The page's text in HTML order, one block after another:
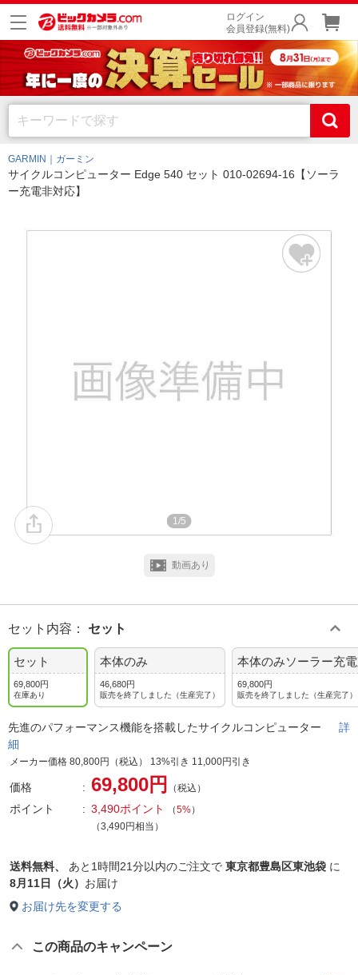
ログイン
会員登録(無料)
GARMIN｜ガーミン
サイクルコンピューター Edge 540 セット 010-02694-16【ソーラ
ー充電非対応】
1/5
動画あり
セット内容 ： セット
セット
69,800円
在庫あり
本体のみ
46,680円
販売を終了しました（生産完了）
本体のみソーラー充
69,800円
販売を終了しました（生産完了）
先進のパフォーマンス機能を搭載したサイクルコンピューター 詳
細
メーカー価格 80,800円（税込） 13%引き 11,000円引き
価格 69,800円 （税込）
ポイント 3,490ポイント （5%）
（3,490円相当）
送料無料、 あと 1時間21分以内のご注文で 東京都豊島区東池袋 に
8月11日（火） お届け
お届け先を変更する
この商品のキャンペーン